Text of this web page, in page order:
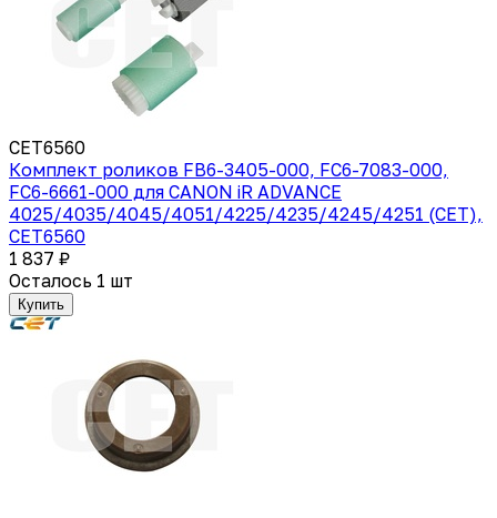
CET6560
Комплект роликов FB6-3405-000, FC6-7083-000,
FC6-6661-000 для CANON iR ADVANCE
4025/4035/4045/4051/4225/4235/4245/4251 (CET),
CET6560
1 837 ₽
Осталось 1 шт
Купить